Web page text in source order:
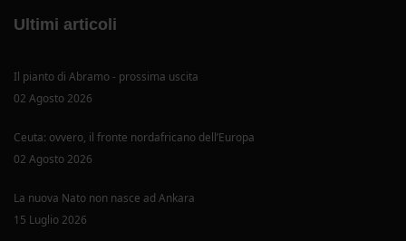
Ultimi articoli
Il pianto di Abramo - prossima uscita
02 Agosto 2026
Ceuta: ovvero, il fronte nordafricano dell’Europa
02 Agosto 2026
La nuova Nato non nasce ad Ankara
15 Luglio 2026